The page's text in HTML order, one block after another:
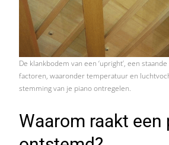
De klankbodem van een ‘upright’, een
factoren, waaronder temperatuur en
stemming van je piano ontregelen.
Waarom raakt een